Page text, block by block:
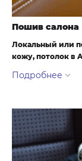
Пошив салона
Локальный или
кожу, потолок в
Мы предлагаем,
обтянуть кожей и
добавив